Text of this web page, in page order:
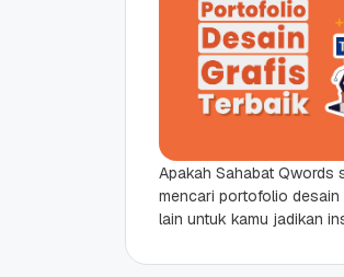
Apakah Sahabat Qwords
mencari portofolio desain
lain untuk kamu jadikan
portofolio sendiri